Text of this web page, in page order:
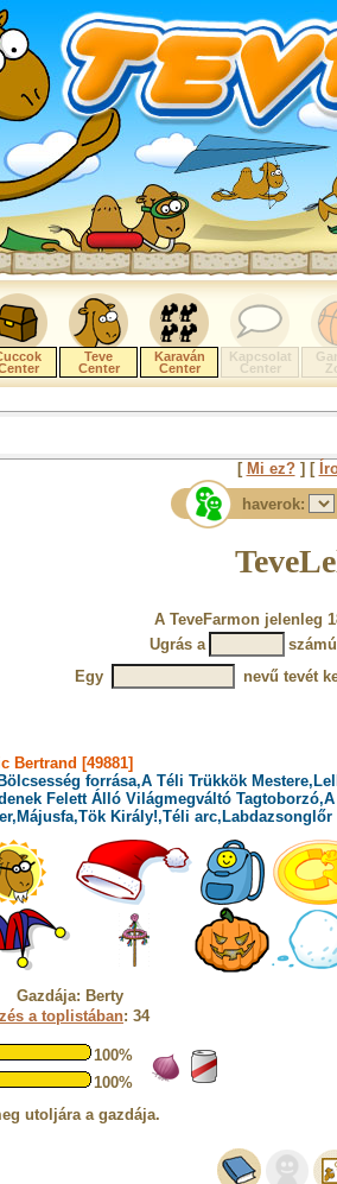
Teve
Center
Karaván
Center
Kapcsolat
Center
[ Mi ez?] [
haverok:
A TeveFarmon jelenleg
Ugrás a
Egy
nevű tevét
Bertrand [49881]
forrása,A Téli Trükkök
Felett Álló Világmegváltó
Király!,Téli arc,Labdazsonglőr
Gazdája: Berty
a toplistában: 34
100%
100%
utoljára a gazdája.